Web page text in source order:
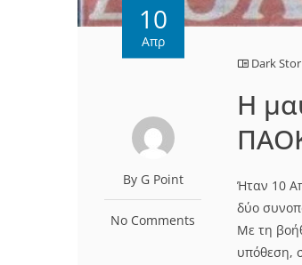
10
Απρ
By G Point
No Comments
Dark
H
Ήταν 10
δύο
Με τη
υπόθεση,